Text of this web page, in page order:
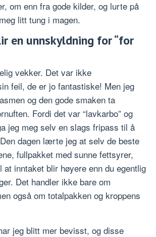
om enn fra gode kilder, og lurte på
litt tung i magen.
en unnskyldning for “for
vekker. Det var ikke
feil, de er jo fantastiske! Men jeg
og den gode smaken ta
Fordi det var “lavkarbo” og
jeg meg selv en slags fripass til å
dagen lærte jeg at selv de beste
fullpakket med sunne fettsyrer,
at inntaket blir høyere enn du egentlig
Det handler ikke bare om
også om totalpakken og kroppens
jeg blitt mer bevisst, og disse